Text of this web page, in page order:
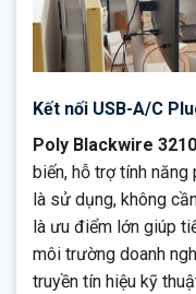
Kết nối USB-A/C
Poly Blackwire 3210
biến, hỗ trợ tính
là sử dụng, không
là ưu điểm lớn giúp
môi trường doanh
truyền tín hiệu kỹ